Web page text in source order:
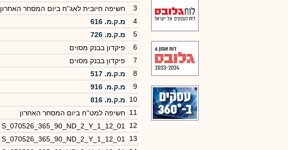
3
חשיפה חיובית לאג''ח ביום המסחר האחרון
4
מ.ק.מ. 616
5
מ.ק.מ. 726
6
פיקדון בבנק מסוים
7
פיקדון בבנק מסוים
8
מ.ק.מ. 517
9
מ.ק.מ. 916
10
מ.ק.מ. 816
11 חשיפה למט''ח ביום המסחר האחרון
12
S_070526_365_90_ND_2_Y_1_12_01
13
S_070526_365_90_ND_2_Y_1_12_01